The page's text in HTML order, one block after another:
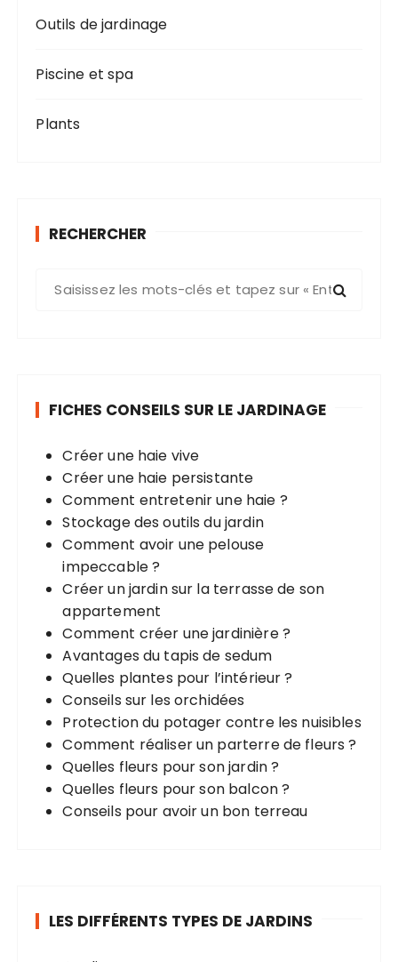
Outils de jardinage
Piscine et spa
Plants
RECHERCHER
FICHES CONSEILS SUR LE JARDINAGE
Créer une haie vive
Créer une haie persistante
Comment entretenir une haie ?
Stockage des outils du jardin
Comment avoir une pelouse
impeccable ?
Créer un jardin sur la terrasse de son
appartement
Comment créer une jardinière ?
Avantages du tapis de sedum
Quelles plantes pour l’intérieur ?
Conseils sur les orchidées
Protection du potager contre les nuisibles
Comment réaliser un parterre de fleurs ?
Quelles fleurs pour son jardin ?
Quelles fleurs pour son balcon ?
Conseils pour avoir un bon terreau
LES DIFFÉRENTS TYPES DE JARDINS